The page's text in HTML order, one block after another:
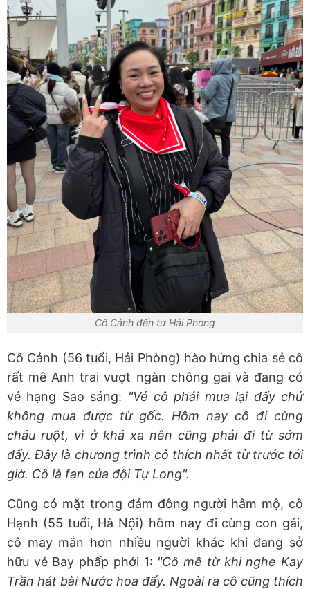
Cô Cảnh đến từ Hải Phòng
Cô Cảnh (56 tuổi, Hải Phòng) hào hứng chia sẻ cô
rất mê Anh trai vượt ngàn chông gai và đang có
vé hạng Sao sáng: "Vé cô phải mua lại đấy chứ
không mua được từ gốc. Hôm nay cô đi cùng
cháu ruột, vì ở khá xa nên cũng phải đi từ sớm
đấy. Đây là chương trình cô thích nhất từ trước tới
giờ. Cô là fan của đội Tự Long".
Cũng có mặt trong đám đông người hâm mộ, cô
Hạnh (55 tuổi, Hà Nội) hôm nay đi cùng con gái,
cô may mắn hơn nhiều người khác khi đang sở
hữu vé Bay phấp phới 1: "Cô mê từ khi nghe Kay
Trần hát bài Nước hoa đấy. Ngoài ra cô cũng thích